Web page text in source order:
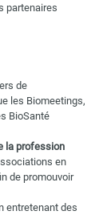
partenaires
de
les Biomeetings,
BioSanté
la profession
en
de promouvoir
entretenant des